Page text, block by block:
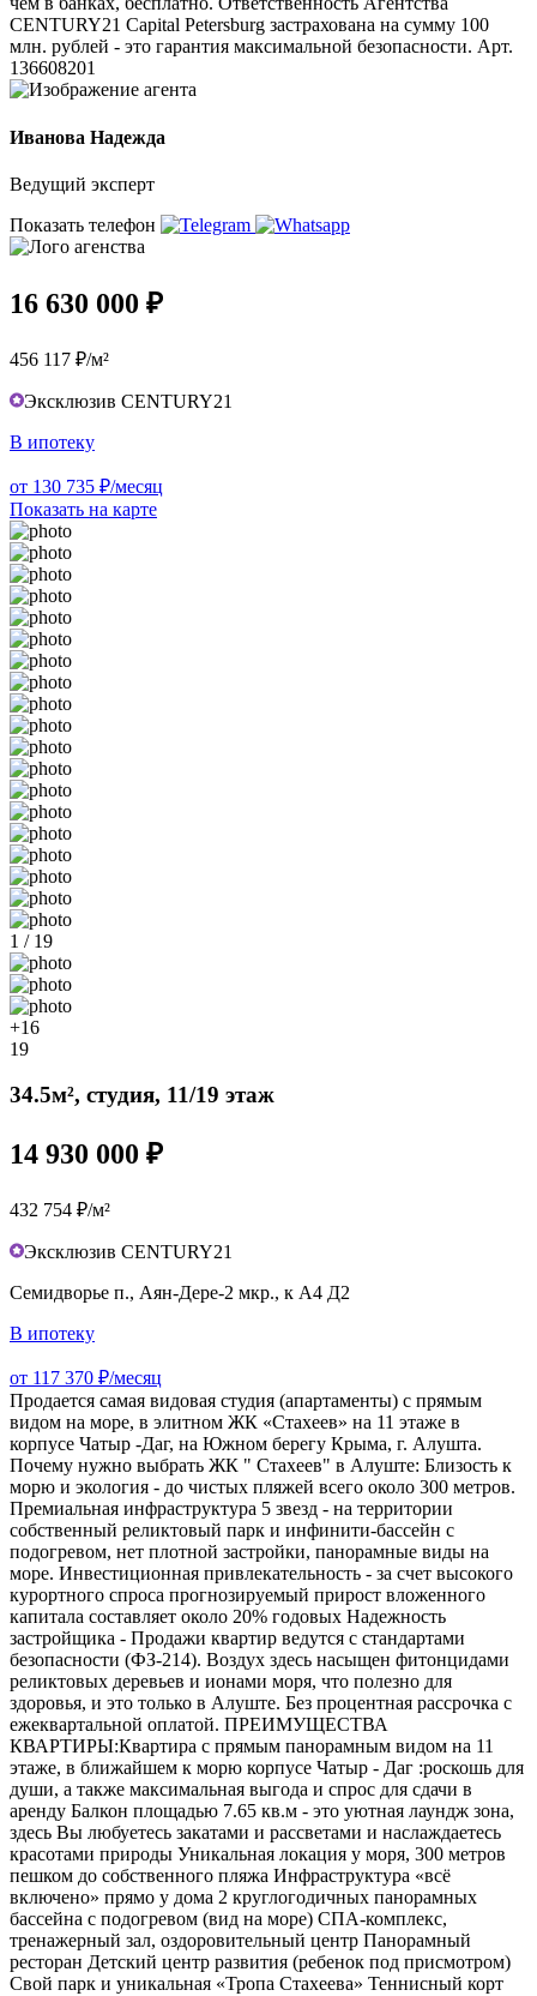
СЕNТURY21 Сарitаl Реtеrsburg застрахована на сумму 100
млн. рублей - это гарантия максимальной безопасности. Арт.
136608201
Иванова Надежда
Ведущий эксперт
Показать телефон
16 630 000 ₽
456 117 ₽/м²
Эксклюзив CENTURY21
В ипотеку
от 130 735 ₽/месяц
Показать на карте
1 / 19
+16
19
34.5м², студия, 11/19 этаж
14 930 000 ₽
432 754 ₽/м²
Эксклюзив CENTURY21
Семидворье п., Аян-Дере-2 мкр., к А4 Д2
В ипотеку
от 117 370 ₽/месяц
Продается самая видовая студия (апартаменты) с прямым
видом на море, в элитном ЖК «Стахеев» на 11 этаже в
корпусе Чатыр -Даг, на Южном берегу Крыма, г. Алушта.
Почему нужно выбрать ЖК " Стахеев" в Алуште: Близость к
морю и экология - до чистых пляжей всего около 300 метров.
Премиальная инфраструктура 5 звезд - на территории
собственный реликтовый парк и инфинити-бассейн с
подогревом, нет плотной застройки, панорамные виды на
море. Инвестиционная привлекательность - за счет высокого
курортного спроса прогнозируемый прирост вложенного
капитала составляет около 20% годовых Надежность
застройщика - Продажи квартир ведутся с стандартами
безопасности (ФЗ-214). Воздух здесь насыщен фитонцидами
реликтовых деревьев и ионами моря, что полезно для
здоровья, и это только в Алуште. Без процентная рассрочка с
ежеквартальной оплатой. ПРЕИМУЩЕСТВА
КВАРТИРЫ:Квартира с прямым панорамным видом на 11
этаже, в ближайшем к морю корпусе Чатыр - Даг :роскошь для
души, а также максимальная выгода и спрос для сдачи в
аренду Балкон площадью 7.65 кв.м - это уютная лаундж зона,
здесь Вы любуетесь закатами и рассветами и наслаждаетесь
красотами природы Уникальная локация у моря, 300 метров
пешком до собственного пляжа Инфраструктура «всё
включено» прямо у дома 2 круглогодичных панорамных
бассейна с подогревом (вид на море) СПА-комплекс,
тренажерный зал, оздоровительный центр Панорамный
ресторан Детский центр развития (ребенок под присмотром)
Свой парк и уникальная «Тропа Стахеева» Теннисный корт